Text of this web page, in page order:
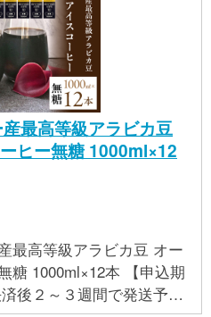
最高等級アラビカ豆
ヒー無糖 1000ml×12
最高等級アラビカ豆 オー
糖 1000ml×12本 【申込期
後２～３週間で発送予定